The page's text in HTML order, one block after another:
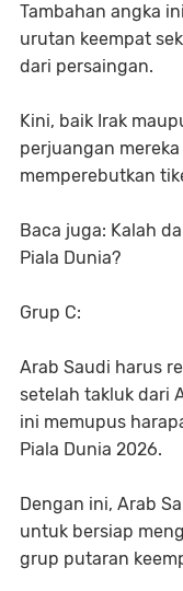
Tambahan angka
urutan keempat
dari persaingan.
Kini, baik Irak
perjuangan
memperebutkan
Baca juga: Kalah
Piala Dunia?
Grup C:
Arab Saudi harus
setelah takluk dari
ini memupus
Piala Dunia 2026.
Dengan ini, Arab
untuk bersiap
grup putaran